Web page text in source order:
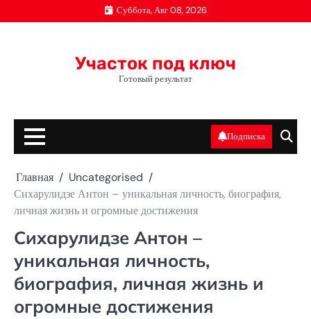
к
Суббота, Авг 08, 2026
Участок под ключ
Готовый результат
Подписка
Главная
Uncategorised
Сихарулидзе Антон – уникальная личность, биография,
личная жизнь и огромные достижения
Сихарулидзе Антон –
уникальная личность,
биография, личная жизнь и
огромные достижения